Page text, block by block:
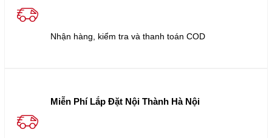
Nhận hàng, kiểm tra và thanh toán COD
Miễn Phí Lắp Đặt Nội Thành Hà Nội